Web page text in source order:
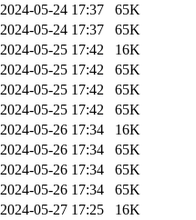
2024-05-24 17:37
65K
2024-05-24 17:37
65K
2024-05-25 17:42
16K
2024-05-25 17:42
65K
2024-05-25 17:42
65K
2024-05-25 17:42
65K
2024-05-26 17:34
16K
2024-05-26 17:34
65K
2024-05-26 17:34
65K
2024-05-26 17:34
65K
2024-05-27 17:25
16K